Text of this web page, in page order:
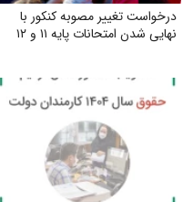
درخواست تغییر مصوبه کنکور با
نهایی شدن امتحانات پایه ۱۱ و ۱۲